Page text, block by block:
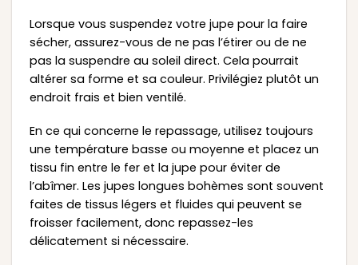
Lorsque vous suspendez votre jupe pour la faire
sécher, assurez-vous de ne pas l’étirer ou de ne
pas la suspendre au soleil direct. Cela pourrait
altérer sa forme et sa couleur. Privilégiez plutôt un
endroit frais et bien ventilé.
En ce qui concerne le repassage, utilisez toujours
une température basse ou moyenne et placez un
tissu fin entre le fer et la jupe pour éviter de
l’abîmer. Les jupes longues bohèmes sont souvent
faites de tissus légers et fluides qui peuvent se
froisser facilement, donc repassez-les
délicatement si nécessaire.